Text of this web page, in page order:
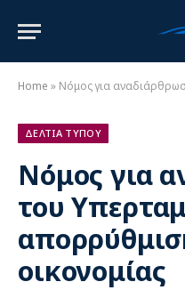
Home » Νόμος για αναδιάρθρωση του
ΔΕΛΤΙΑ ΤΥΠΟΥ
Νόμος για
του
οικονομίας